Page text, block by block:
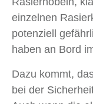
einzelnen
potenziell
haben an Bord
Dazu kommt,
bei der